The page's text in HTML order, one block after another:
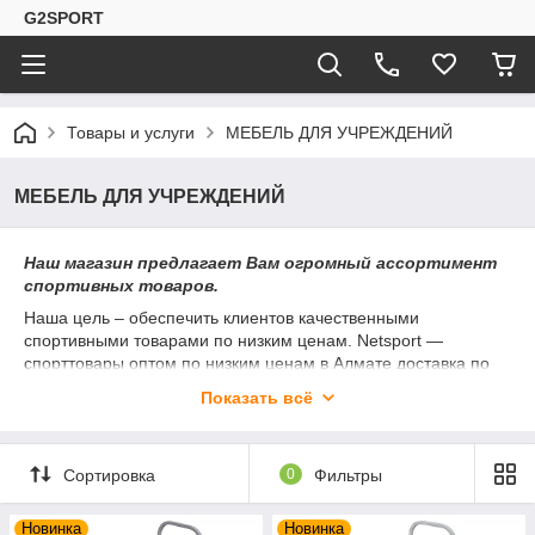
G2SPORT
Товары и услуги МЕБЕЛЬ ДЛЯ УЧРЕЖДЕНИЙ
МЕБЕЛЬ ДЛЯ УЧРЕЖДЕНИЙ
Наш магазин предлагает Вам огромный ассортимент
спортивных товаров.
Наша цель – обеспечить клиентов качественными
спортивными товарами по низким ценам. Netsport —
спорттовары оптом по низким ценам в Алмате доставка по
большой выбор спортивного оборудования и спортивных
льного тенниса, Дзюдо и Карате ,силовые
тренажеры,велотренажеры,гантели,грифы, Тренажеры,
беговые дорожки, эллиптические тренажеры, Обруч
Показать всё
Сортировка 0 Фильтры
Новинка Новинка